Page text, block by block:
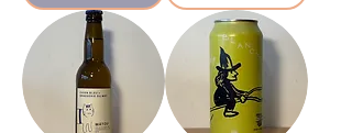
a
r
1
L
t
r
e
1
L
i
t
r
e